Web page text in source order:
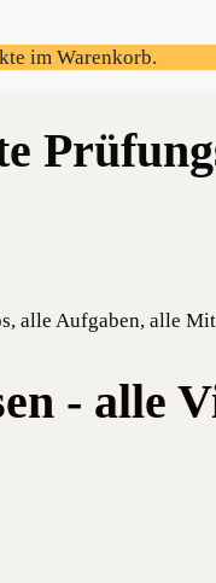
im Warenkorb.
alle Aufgaben, alle
- alle